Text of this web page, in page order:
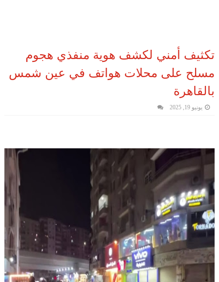
تكثيف أمني لكشف هوية منفذي هجوم
مسلح على محلات هواتف في عين شمس
بالقاهرة
يونيو 19, 2025